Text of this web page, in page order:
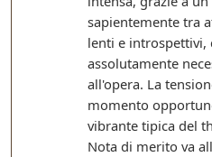
sapientemente tra
lenti e introspettivi,
assolutamente
all'opera. La
momento
vibrante tipica del
Nota di merito va